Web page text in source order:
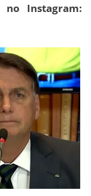
Instagram: